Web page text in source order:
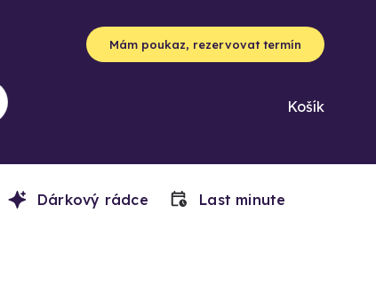
Mám poukaz, rezervovat termín
Košík
Dárkový rádce Last minute